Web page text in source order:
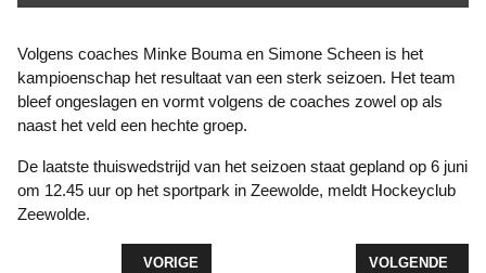
Volgens coaches Minke Bouma en Simone Scheen is het
kampioenschap het resultaat van een sterk seizoen. Het team
bleef ongeslagen en vormt volgens de coaches zowel op als
naast het veld een hechte groep.
De laatste thuiswedstrijd van het seizoen staat gepland op 6 juni
om 12.45 uur op het sportpark in Zeewolde, meldt Hockeyclub
Zeewolde.
VORIG ARTIKEL: NATIONAAL KORFBALTEAM
VORIGE VOLGENDE
VOLGENDE